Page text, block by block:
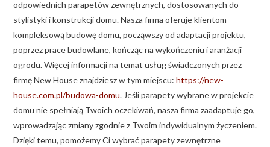
odpowiednich parapetów zewnętrznych, dostosowanych do
stylistyki i konstrukcji domu. Nasza firma oferuje klientom
kompleksową budowę domu, począwszy od adaptacji projektu,
poprzez prace budowlane, kończąc na wykończeniu i aranżacji
ogrodu. Więcej informacji na temat usług świadczonych przez
firmę New House znajdziesz w tym miejscu: https://new-
house.com.pl/budowa-domu. Jeśli parapety wybrane w projekcie
domu nie spełniają Twoich oczekiwań, nasza firma zaadaptuje go,
wprowadzając zmiany zgodnie z Twoim indywidualnym życzeniem.
Dzięki temu, pomożemy Ci wybrać parapety zewnętrzne